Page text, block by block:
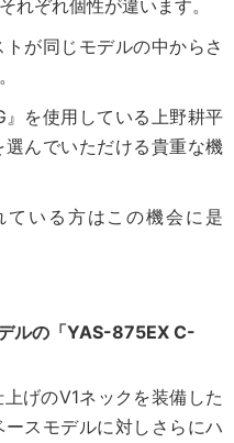
れぞれ個性が違います。
が同じモデルの中からさ
を使用している上野耕平
んでいただける貴重な機
いる方はこの機会に是
ルの 「YAS-875EX C-
げのV1ネックを装備した
スモデルに対しさらにハ